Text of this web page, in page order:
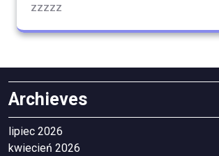
zzzzz
Archieves
lipiec 2026
kwiecień 2026